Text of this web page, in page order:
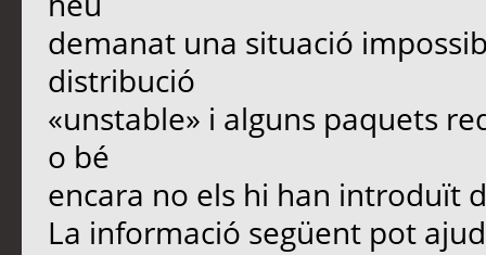
demanat una situació
distribució
«unstable» i alguns paquets
o bé
encara no els hi han introduït
La informació següent pot